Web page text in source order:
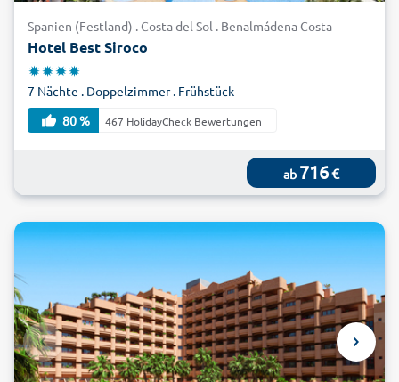
Spanien (Festland) . Costa del Sol . Benalmádena Costa
Hotel Best Siroco
7 Nächte . Doppelzimmer . Frühstück
80 %
467 HolidayCheck Bewertungen
ab 716€